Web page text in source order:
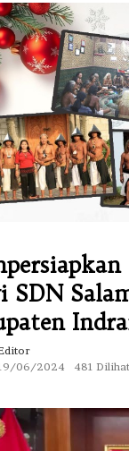
SDN
06/2024
481 Dilihat